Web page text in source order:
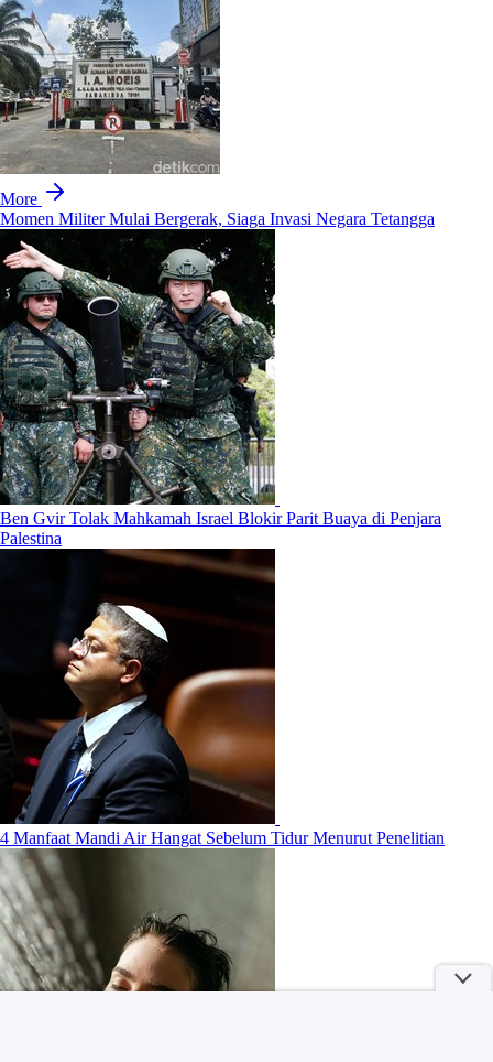
More
Momen Militer Mulai Bergerak, Siaga Invasi Negara Tetangga
Ben Gvir Tolak Mahkamah Israel Blokir Parit Buaya di Penjara
Palestina
4 Manfaat Mandi Air Hangat Sebelum Tidur Menurut Penelitian